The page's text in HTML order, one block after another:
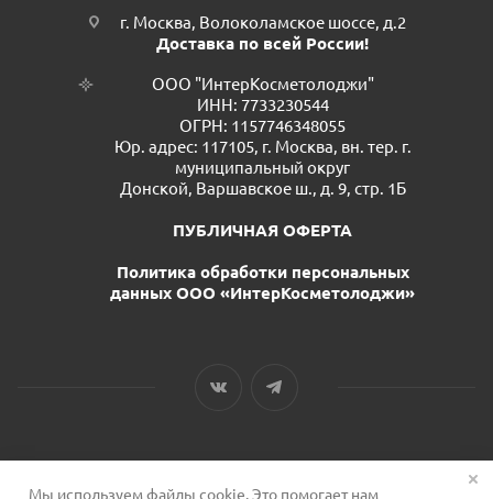
г. Москва, Волоколамское шоссе, д.2
Доставка по всей России!
ООО "ИнтерКосметолоджи"
ИНН: 7733230544
ОГРН: 1157746348055
Юр. адрес: 117105, г. Москва, вн. тер. г.
муниципальный округ
Донской, Варшавское ш., д. 9, стр. 1Б
ПУБЛИЧНАЯ ОФЕРТА
Политика обработки персональных
данных ООО «ИнтерКосметолоджи»
Мы используем файлы cookie. Это помогает нам